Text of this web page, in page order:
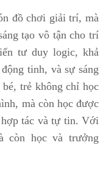
đồ chơi giải trí, mà
tạo vô tận cho trí
tư duy logic, khả
tinh, và sự sáng
trẻ không chỉ học
mà còn học được
tác và tự tin. Với
còn học và trưởng